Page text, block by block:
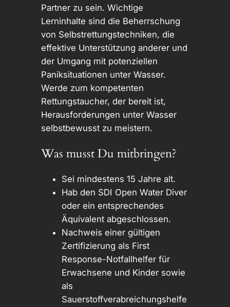
Partner zu sein. Wichtige
Lerninhalte sind die Beherrschung
von Selbstrettungstechniken, die
effektive Unterstützung anderer und
der Umgang mit potenziellen
Paniksituationen unter Wasser.
Werde zum kompetenten
Rettungstaucher, der bereit ist,
Herausforderungen unter Wasser
selbstbewusst zu meistern.
Was musst Du mitbringen?
Sei mindestens 15 Jahre alt.
Hab den SDI Open Water Diver
oder ein entsprechendes
Äquivalent abgeschlossen.
Nachweis einer gültigen
Zertifizierung als First
Response-Notfallhelfer für
Erwachsene und Kinder sowie
als
Sauerstoffverabreichungshelfe